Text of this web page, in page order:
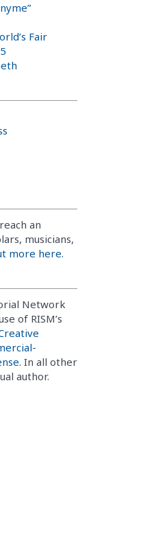
Fair
an
musicians,
more here.
Network
of RISM’s
. In all other
author.